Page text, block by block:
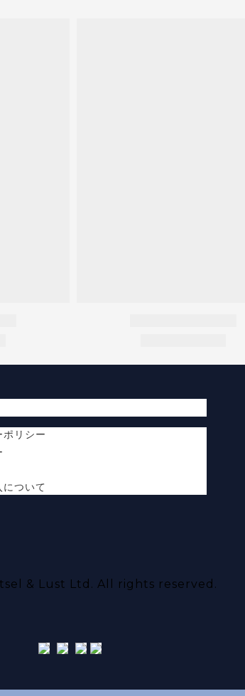
ポリシー
ついて
& Lust Ltd. All rights reserved.